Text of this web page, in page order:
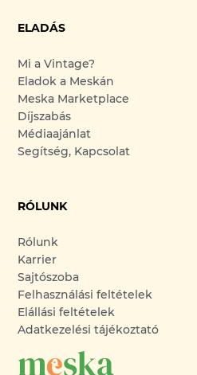
ELADÁS
Mi a Vintage?
Eladok a Meskán
Meska Marketplace
Díjszabás
Médiaajánlat
Segítség, Kapcsolat
RÓLUNK
Rólunk
Karrier
Sajtószoba
Felhasználási feltételek
Elállási feltételek
Adatkezelési tájékoztató